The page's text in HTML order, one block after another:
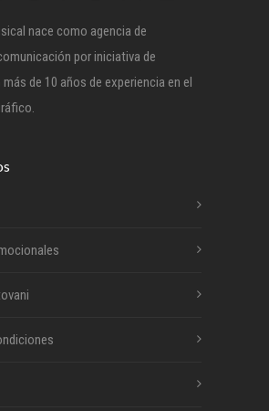
nace como agencia de
por iniciativa de
de 10 años de experiencia en el